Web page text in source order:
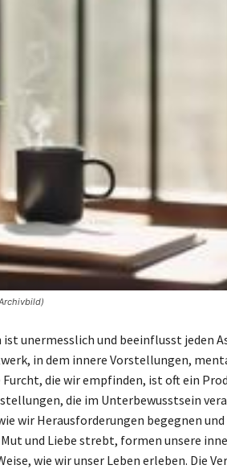
ist unermesslich und beeinflusst jeden
in dem innere Vorstellungen,
die wir empfinden, ist oft ein
die im Unterbewusstsein
wir Herausforderungen begegnen
und Liebe strebt, formen unsere
wie wir unser Leben erleben. Die